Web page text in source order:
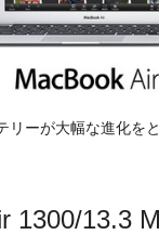
リーが大幅な進化を
1300/13.3